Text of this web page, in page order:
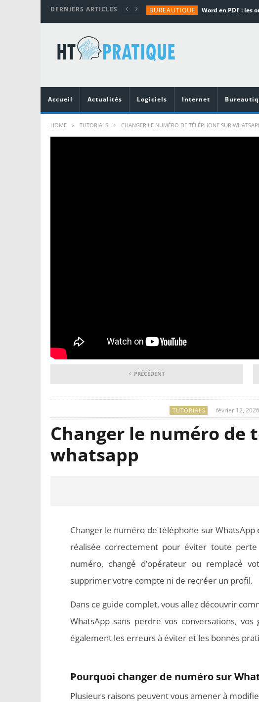
DERNIERS ARTICLES BUREAUTIQUE
TUTORIALS
MATÉRIEL
Accueil
Actualités Logiciels Internet
HOME TUTORIALS CHANGER LE NUMÉRO DE TÉLÉPHONE SUR
PRÉCÉDENT
TUTORIALS février 12, 2026
Changer le numéro de
whatsapp
Changer le numéro de téléphone sur
whatsapp
Word en PDF :
respectent la mise en
Changer le numéro de téléphone sur
réalisée correctement pour éviter toute
numéro, changé d’opérateur ou remplacé
supprimer votre compte ni de recréer un profil.
Dans ce guide complet, vous allez découvrir
WhatsApp sans perdre vos conversations,
également les erreurs à éviter et les bonnes
Pourquoi changer de numéro sur
Plusieurs raisons peuvent vous amener à